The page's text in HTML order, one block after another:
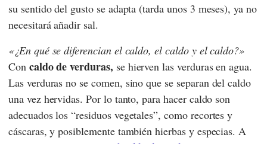
su sentido del gusto se adapta (tarda unos 3 meses), ya no
necesitará añadir sal.
¿En qué se diferencian el caldo, el caldo y el caldo?
Con caldo de verduras, se hierven las verduras en agua.
Las verduras no se comen, sino que se separan del caldo
una vez hervidas. Por lo tanto, para hacer caldo son
adecuados los “residuos vegetales”, como recortes y
cáscaras, y posiblemente también hierbas y especias. A